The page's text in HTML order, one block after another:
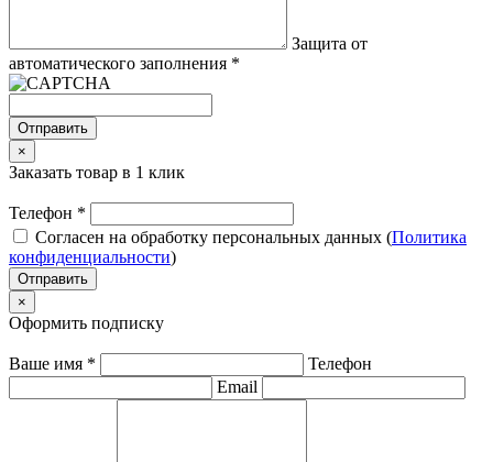
Защита от
автоматического заполнения *
Отправить
×
Заказать товар в 1 клик
Телефон *
Согласен на обработку персональных данных (Политика
конфиденциальности)
Отправить
×
Оформить подписку
Ваше имя *
Телефон
Email